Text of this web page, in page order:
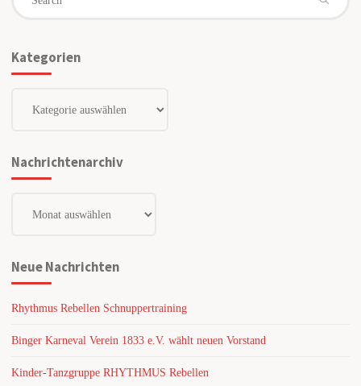
Kategorien
Nachrichtenarchiv
Neue Nachrichten
Rhythmus Rebellen Schnuppertraining
Binger Karneval Verein 1833 e.V. wählt neuen Vorstand
Kinder-Tanzgruppe RHYTHMUS Rebellen